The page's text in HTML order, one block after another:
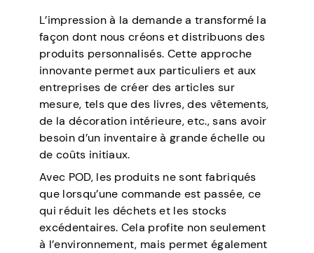
L’impression à la demande a transformé la
façon dont nous créons et distribuons des
produits personnalisés. Cette approche
innovante permet aux particuliers et aux
entreprises de créer des articles sur
mesure, tels que des livres, des vêtements,
de la décoration intérieure, etc., sans avoir
besoin d’un inventaire à grande échelle ou
de coûts initiaux.
Avec POD, les produits ne sont fabriqués
que lorsqu’une commande est passée, ce
qui réduit les déchets et les stocks
excédentaires. Cela profite non seulement
à l’environnement, mais permet également